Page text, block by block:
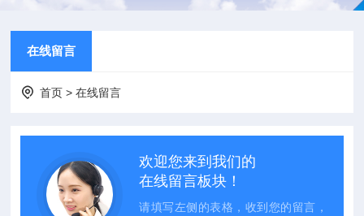
在线留言
首页 >在线留言
欢迎您来到我们的
在线留言板块！
请填写左侧的表格，收到您的留言，